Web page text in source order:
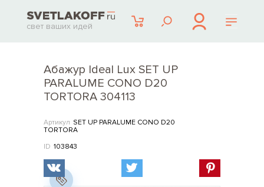
свет ваших идей
Абажур Ideal Lux SET UP
PARALUME CONO D20
TORTORA 304113
Артикул SET UP PARALUME CONO D20
TORTORA
ID 103843